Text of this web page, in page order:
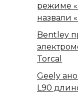
режиме
назвали
Bentley
Torcal
Geely
L90